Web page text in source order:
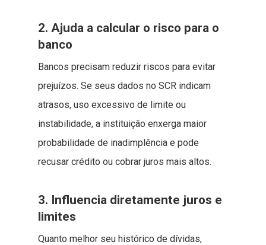
2. Ajuda a calcular o risco para o
banco
Bancos precisam reduzir riscos para evitar
prejuízos. Se seus dados no SCR indicam
atrasos, uso excessivo de limite ou
instabilidade, a instituição enxerga maior
probabilidade de inadimplência e pode
recusar crédito ou cobrar juros mais altos.
3. Influencia diretamente juros e
limites
Quanto melhor seu histórico de dívidas,